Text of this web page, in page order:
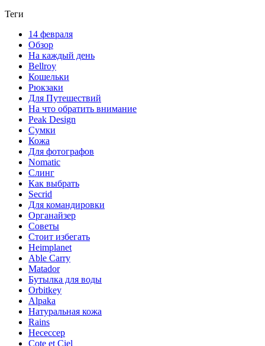
Теги
14 февраля
Обзор
На каждый день
Bellroy
Кошельки
Рюкзаки
Для Путешествий
На что обратить внимание
Peak Design
Сумки
Кожа
Для фотографов
Nomatic
Слинг
Как выбрать
Secrid
Для командировки
Органайзер
Советы
Стоит избегать
Heimplanet
Able Carry
Matador
Бутылка для воды
Orbitkey
Alpaka
Натуральная кожа
Rains
Несессер
Cote et Ciel